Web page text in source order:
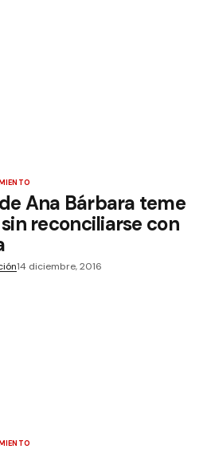
Ana Bárbara teme
reconciliarse con
14 diciembre, 2016